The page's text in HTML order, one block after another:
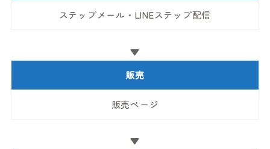
ステップメール・LINEステップ配信
▼
販売
販売ページ
▼